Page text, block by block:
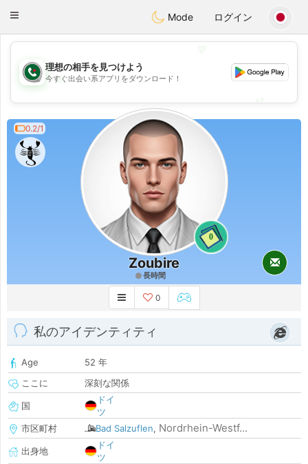
Weshrak
Toggle
Mode ログイン
💖
💕
理想の相手を見つけよう
今すぐ出会い系アプリをダウンロード！
0.2/1
0
Zoubire
長時間
0
私のアイデンティティ
Age
52 年
ここに
深刻な関係
国
ドイ
ツ
市区町村
Bad Salzuflen, Nordrhein-Westf...
出身地
ドイ
ツ